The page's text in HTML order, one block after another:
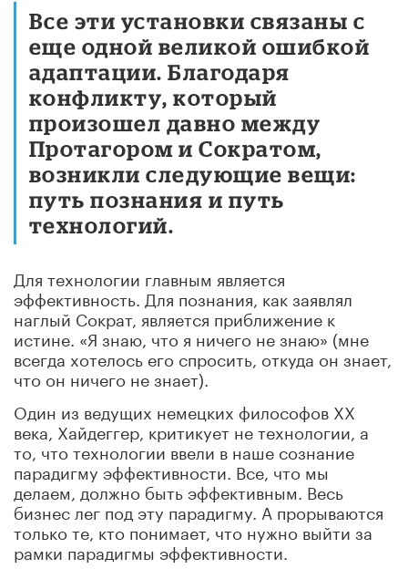
Все эти установки связаны с
еще одной великой ошибкой
адаптации. Благодаря
конфликту, который
произошел давно между
Протагором и Сократом,
возникли следующие вещи:
путь познания и путь
технологий.
Для технологии главным является
эффективность. Для познания, как заявлял
наглый Сократ, является приближение к
истине. «Я знаю, что я ничего не знаю» (мне
всегда хотелось его спросить, откуда он знает,
что он ничего не знает).
Один из ведущих немецких философов XX
века, Хайдеггер, критикует не технологии, а
то, что технологии ввели в наше сознание
парадигму эффективности. Все, что мы
делаем, должно быть эффективным. Весь
бизнес лег под эту парадигму. А прорываются
только те, кто понимает, что нужно выйти за
рамки парадигмы эффективности.